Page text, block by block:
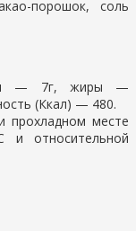
порошок, соль
— 7г, жиры —
(Ккал) — 480.
прохладном месте
относительной